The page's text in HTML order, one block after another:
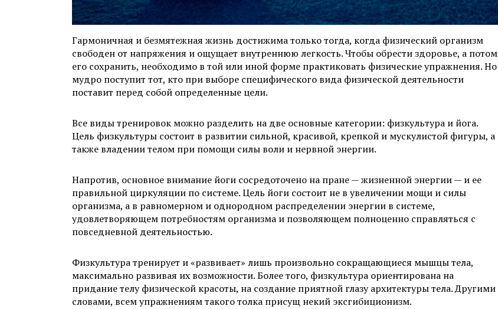
Гармоничная и безмятежная жизнь достижима только тогда, когда физический организм
свободен от напряжения и ощущает внутреннюю легкость. Чтобы обрести здоровье, а потом
его сохранить, необходимо в той или иной форме практиковать физические упражнения. Но
мудро поступит тот, кто при выборе специфического вида физической деятельности
поставит перед собой определенные цели.
Все виды тренировок можно разделить на две основные категории: физкультура и йога.
Цель физкультуры состоит в развитии сильной, красивой, крепкой и мускулистой фигуры, а
также владении телом при помощи силы воли и нервной энергии.
Напротив, основное внимание йоги сосредоточено на пране — жизненной энергии — и ее
правильной циркуляции по системе. Цель йоги состоит не в увеличении мощи и силы
организма, а в равномерном и однородном распределении энергии в системе,
удовлетворяющем потребностям организма и позволяющем полноценно справляться с
повседневной деятельностью.
Физкультура тренирует и «развивает» лишь произвольно сокращающиеся мышцы тела,
максимально развивая их возможности. Более того, физкультура ориентирована на
придание телу физической красоты, на создание приятной глазу архитектуры тела. Другими
словами, всем упражнениям такого толка присущ некий эксгибиционизм.